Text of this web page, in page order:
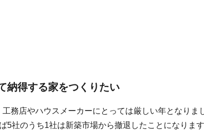
納得する家をつくりたい
務店やハウスメーカーにとっては厳しい年となりま
5社のうち1社は新築市場から撤退したことになります